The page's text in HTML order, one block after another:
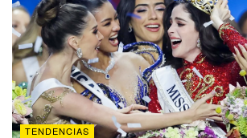
TENDENCIAS